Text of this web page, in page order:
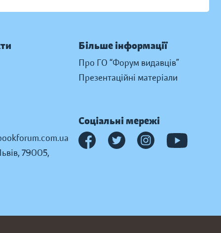
Більше інформації
Про ГО “Форум видавців”
Презентаційні матеріали
79005,
Соціальні мережі